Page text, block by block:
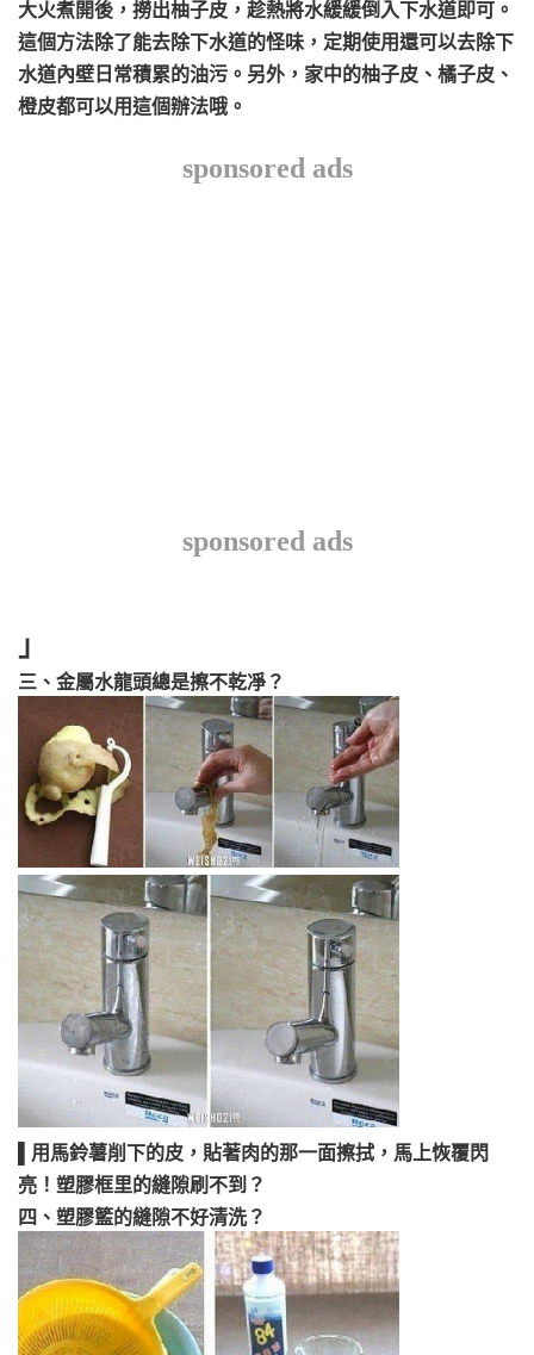
大火煮開後，撈出柚子皮，趁熱將水緩緩倒入下水道即可。
這個方法除了能去除下水道的怪味，定期使用還可以去除下
水道內壁日常積累的油污。另外，家中的柚子皮、橘子皮、
橙皮都可以用這個辦法哦。
sponsored ads
sponsored ads
」
三、金屬水龍頭總是擦不乾凈？
▌用馬鈴薯削下的皮，貼著肉的那一面擦拭，馬上恢覆閃
亮！塑膠框里的縫隙刷不到？
四、塑膠籃的縫隙不好清洗？